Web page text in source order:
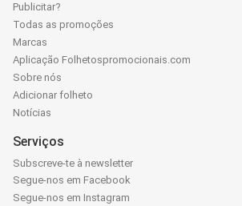
Publicitar?
Todas as promoções
Marcas
Aplicação Folhetospromocionais.com
Sobre nós
Adicionar folheto
Notícias
Serviços
Subscreve-te à newsletter
Segue-nos em Facebook
Segue-nos em Instagram